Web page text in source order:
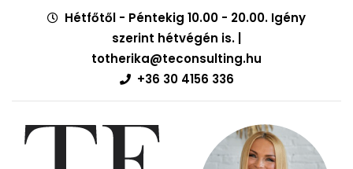
Hétfőtől - Péntekig 10.00 - 20.00. Igény
szerint hétvégén is. |
totherika@teconsulting.hu
+36 30 4156 336